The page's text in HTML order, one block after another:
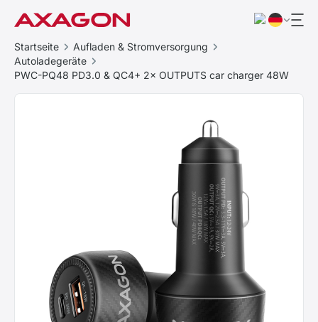
Startseite
Aufladen & Stromversorgung
Autoladegeräte
PWC-PQ48 PD3.0 & QC4+ 2× OUTPUTS car charger 48W